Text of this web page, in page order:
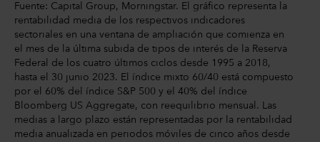
Fuente: Capital Group, Morningstar. El gráfico representa la
rentabilidad media de los respectivos indicadores
sectoriales en una ventana de ampliación que comienza en
el mes de la última subida de tipos de interés de la Reserva
Federal de los cuatro últimos ciclos desde 1995 a 2018,
hasta el 30 junio 2023. El índice mixto 60/40 está compuesto
por el 60% del índice S&P 500 y el 40% del índice
Bloomberg US Aggregate, con reequilibrio mensual. Las
medias a largo plazo están representadas por la rentabilidad
media anualizada en periodos móviles de cinco años desde